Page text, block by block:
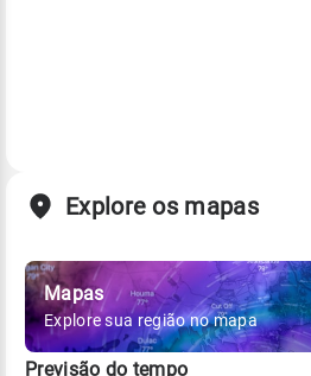
Explore os mapas
Mapas
Explore sua região no mapa
Previsão do tempo